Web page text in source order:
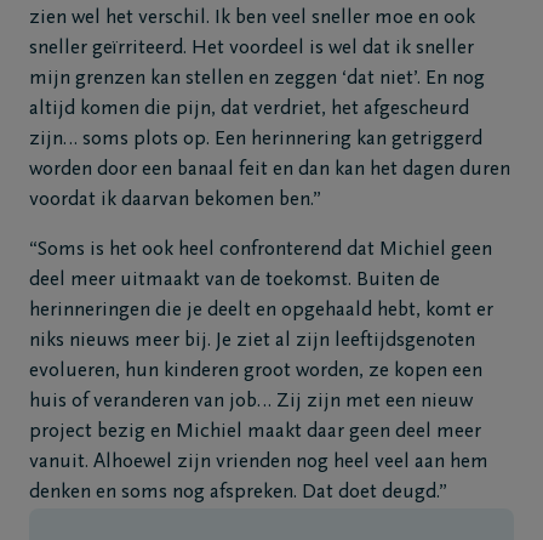
zien wel het verschil. Ik ben veel sneller moe en ook
sneller geïrriteerd. Het voordeel is wel dat ik sneller
mijn grenzen kan stellen en zeggen ‘dat niet’. En nog
altijd komen die pijn, dat verdriet, het afgescheurd
zijn… soms plots op. Een herinnering kan getriggerd
worden door een banaal feit en dan kan het dagen duren
voordat ik daarvan bekomen ben.”
“Soms is het ook heel confronterend dat Michiel geen
deel meer uitmaakt van de toekomst. Buiten de
herinneringen die je deelt en opgehaald hebt, komt er
niks nieuws meer bij. Je ziet al zijn leeftijdsgenoten
evolueren, hun kinderen groot worden, ze kopen een
huis of veranderen van job… Zij zijn met een nieuw
project bezig en Michiel maakt daar geen deel meer
vanuit. Alhoewel zijn vrienden nog heel veel aan hem
denken en soms nog afspreken. Dat doet deugd.”